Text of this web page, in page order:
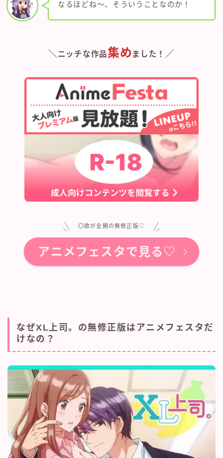
なるほどね〜、そういうことなのか！
＼ ニッチな作品集めました！ ／
〇欲が全開の無修正版♡
アニメフェスタで見る♡
なぜXL上司。の無修正版はアニメフェスタだ
けなの？